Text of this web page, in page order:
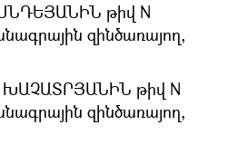
թիվ N
զինծառայող,
թիվ N
զինծառայող,